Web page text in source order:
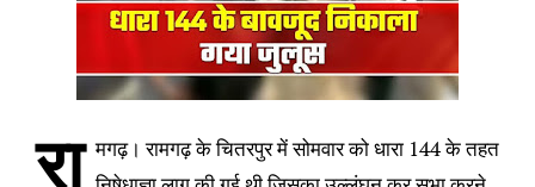
रा मगढ़। रामगढ़ के चितरपुर में सोमवार को धारा 144 के तहत